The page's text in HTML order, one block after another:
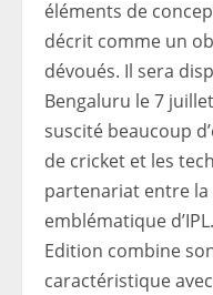
éléments de
décrit comme un
dévoués. Il sera
Bengaluru le 7
suscité beaucoup
de cricket et les
partenariat entre la
emblématique
Edition combine
caractéristique